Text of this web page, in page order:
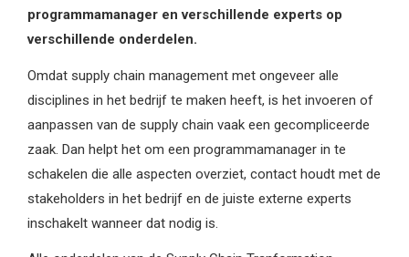
programmamanager en verschillende experts op
verschillende onderdelen.
Omdat supply chain management met ongeveer alle
disciplines in het bedrijf te maken heeft, is het invoeren of
aanpassen van de supply chain vaak een gecompliceerde
zaak. Dan helpt het om een programmamanager in te
schakelen die alle aspecten overziet, contact houdt met de
stakeholders in het bedrijf en de juiste externe experts
inschakelt wanneer dat nodig is.